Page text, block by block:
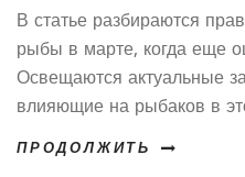
В статье разбираются
рыбы в марте, когда еще
Освещаются актуальные
влияющие на рыбаков в
советы для успешного
ПРОДОЛЖИТЬ